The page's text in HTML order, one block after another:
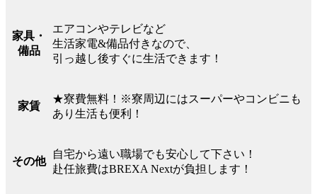
家具・
備品
エアコンやテレビなど
生活家電&備品付きなので、
引っ越し後すぐに生活できます！
家賃
★寮費無料！※寮周辺にはスーパーやコンビニも
あり生活も便利！
その他
自宅から遠い職場でも安心して下さい！
赴任旅費はBREXA Nextが負担します！